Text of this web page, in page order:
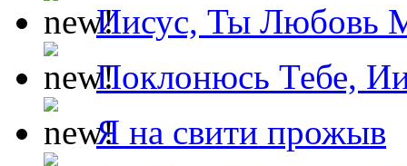
Иисус, Ты Любовь
Поклонюсь Тебе,
Я на свити прожыв